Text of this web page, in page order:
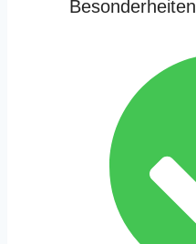
Besonderheiten